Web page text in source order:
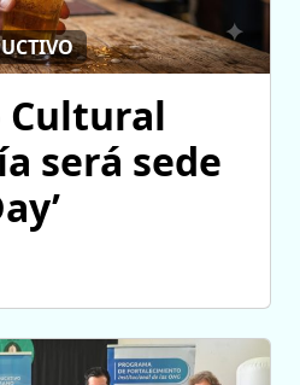
Cultural
será sede